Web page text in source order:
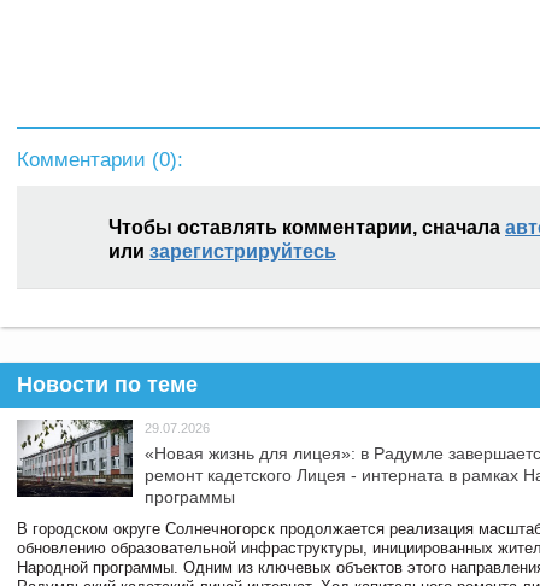
Комментарии (0):
Чтобы оставлять комментарии, сначала
или зарегистрируйтесь
Новости по теме
29.07.2026
«Новая жизнь для лицея»: в Радумле
ремонт кадетского Лицея - интерната в рамках
программы
В городском округе Солнечногорск продолжается реализация
обновлению образовательной инфраструктуры, инициированных
Народной программы. Одним из ключевых объектов этого